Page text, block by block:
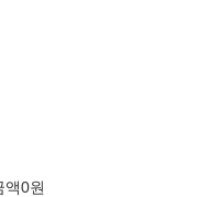
액0원